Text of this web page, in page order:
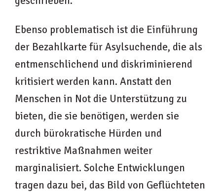
Ebenso problematisch ist die Einführung
der Bezahlkarte für Asylsuchende, die als
entmenschlichend und diskriminierend
kritisiert werden kann. Anstatt den
Menschen in Not die Unterstützung zu
bieten, die sie benötigen, werden sie
durch bürokratische Hürden und
restriktive Maßnahmen weiter
marginalisiert. Solche Entwicklungen
tragen dazu bei, das Bild von Geflüchteten